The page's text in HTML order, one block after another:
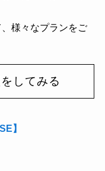
様々なプランをご
してみる
】